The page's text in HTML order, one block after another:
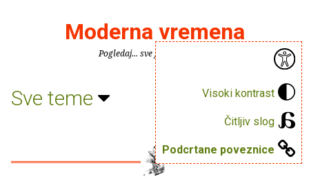
Visoki kontrast
Čitljiv slog
Podcrtane poveznice
Moderna vremena
Pogledaj... sve je puno knjiga.
Sve teme